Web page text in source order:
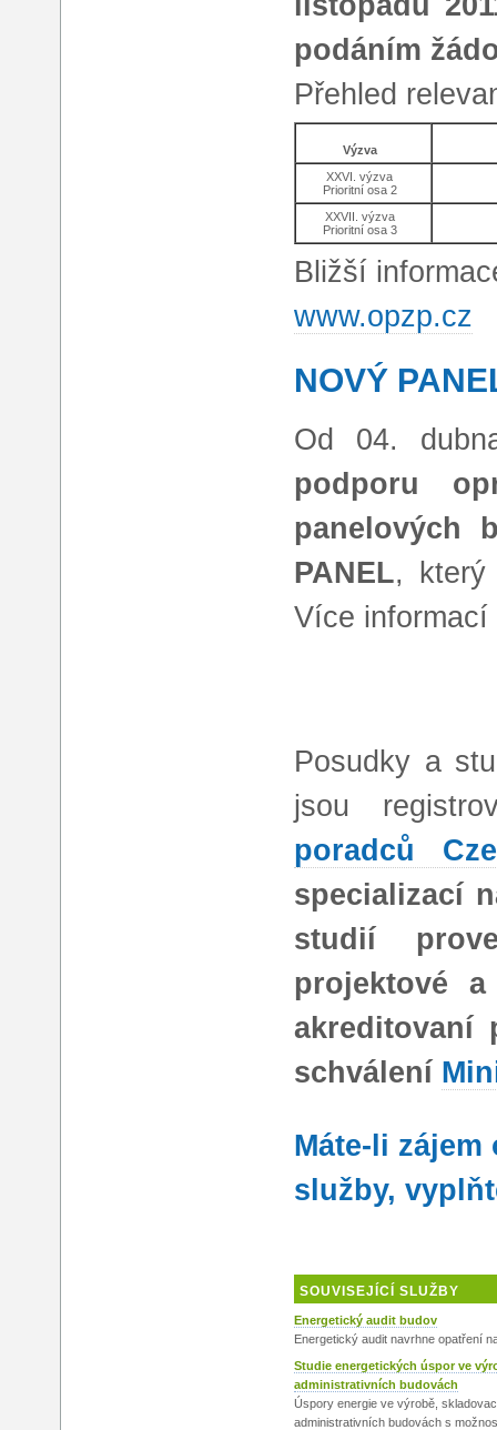
podáním
Přehled
Výzva
XXVI. výzva
Prioritní osa 2
XXVII. výzva
Prioritní osa 3
Bližší
www.opzp.cz
NOVÝ
Od 04.
podporu
panelových
PANEL, který
Více
Posudky a
jsou
poradců
specializací
studií
projektové
schválení
Máte-li
služby,
SOUVISEJÍCÍ SLUŽBY
Energetický audit budov
Energetický audit navrhne opatření
Studie energetických úspor ve
administrativních budovách
Úspory energie ve výrobě,
administrativních budovách s